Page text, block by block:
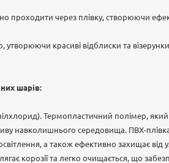
проходити через плівку, створюючи
красиві відблиски та
шарів:
Термопластичний полімер,
навколишнього середовища. ПВХ-
а також ефективно захищає від
корозії та легко очищається, що